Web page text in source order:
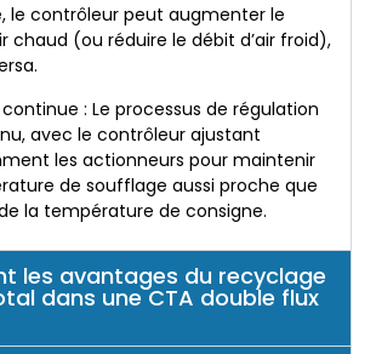
le contrôleur peut augmenter le
chaud (ou réduire le débit d’air froid),
: Le processus de régulation
avec le contrôleur ajustant
les actionneurs pour maintenir
de soufflage aussi proche que
la température de consigne.
les avantages du recyclage
dans une CTA double flux